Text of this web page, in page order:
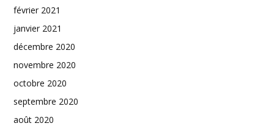
février 2021
janvier 2021
décembre 2020
novembre 2020
octobre 2020
septembre 2020
août 2020